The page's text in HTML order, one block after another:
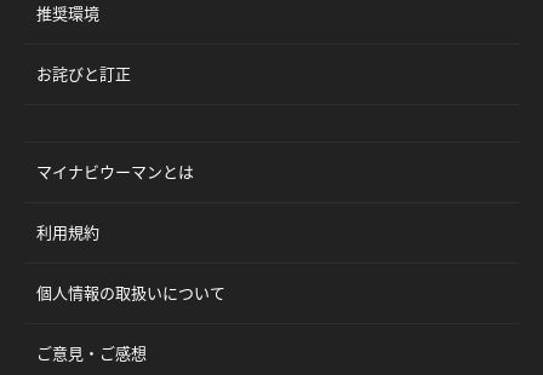
推奨環境
お詫びと訂正
マイナビウーマンとは
利用規約
個人情報の取扱いについて
ご意見・ご感想